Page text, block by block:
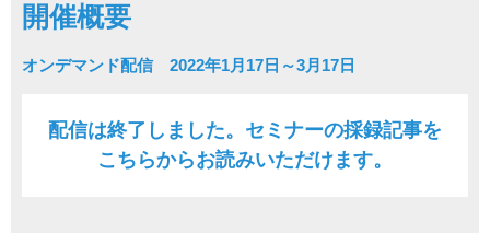
開催概要
オンデマンド配信 2022年1月17日～3月17日
配信は終了しました。セミナーの採録記事を
こちらからお読みいただけます。